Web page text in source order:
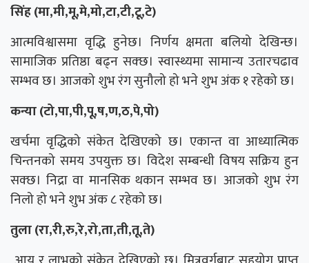
सिंह (मा,मी,मू,मे,मो,टा,टी,टू,टे)
आत्मविश्वासमा वृद्धि हुनेछ। निर्णय क्षमता बलियो देखिन्छ।
सामाजिक प्रतिष्ठा बढ्न सक्छ। स्वास्थ्यमा सामान्य उतारचढाव
सम्भव छ। आजको शुभ रंग सुनौलो हो भने शुभ अंक १ रहेको छ।
कन्या (टो,पा,पी,पू,ष,ण,ठ,पे,पो)
खर्चमा वृद्धिको संकेत देखिएको छ। एकान्त वा आध्यात्मिक
चिन्तनको समय उपयुक्त छ। विदेश सम्बन्धी विषय सक्रिय हुन
सक्छ। निद्रा वा मानसिक थकान सम्भव छ। आजको शुभ रंग
निलो हो भने शुभ अंक ८ रहेको छ।
तुला (रा,री,रु,रे,रो,ता,ती,तू,ते)